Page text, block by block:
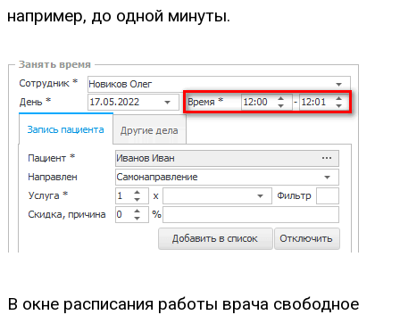
например, до одной минуты.
В окне расписания работы врача свободное